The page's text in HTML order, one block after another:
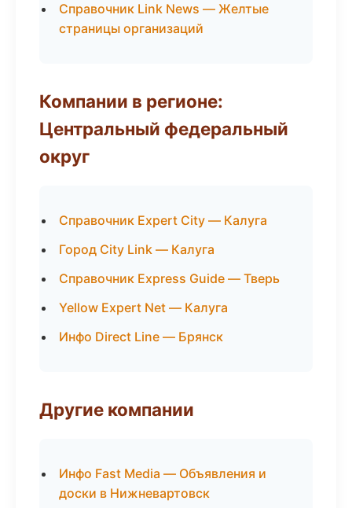
Справочник Link News — Желтые
страницы организаций
Компании в регионе:
Центральный федеральный
округ
Справочник Expert City — Калуга
Город City Link — Калуга
Справочник Express Guide — Тверь
Yellow Expert Net — Калуга
Инфо Direct Line — Брянск
Другие компании
Инфо Fast Media — Объявления и
доски в Нижневартовск